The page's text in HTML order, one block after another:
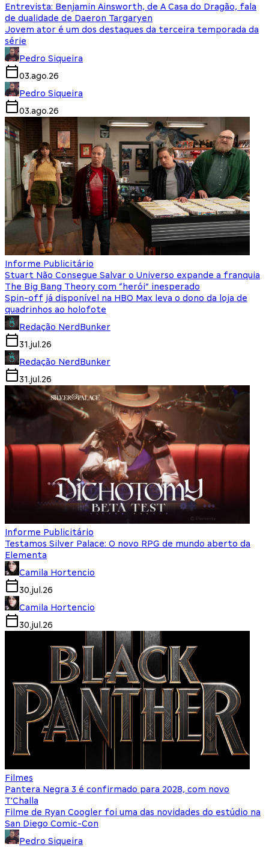
Entrevista: Benjamin Ainsworth, de A Casa do Dragão, fala
de dualidade de Daeron Targaryen
Jovem ator é um dos destaques da terceira temporada da
série
Pedro Siqueira
03.ago.26
Pedro Siqueira
03.ago.26
Informe Publicitário
Stuart Não Consegue Salvar o Universo expande a franquia
The Big Bang Theory com “herói” inesperado
Spin-off já disponível na HBO Max leva o dono da loja de
quadrinhos ao holofote
Redação NerdBunker
31.jul.26
Redação NerdBunker
31.jul.26
Informe Publicitário
Testamos Silver Palace: O novo RPG de mundo aberto da
Elementa
Camila Hortencio
30.jul.26
Camila Hortencio
30.jul.26
Filmes
Pantera Negra 3 é confirmado para 2028, com novo
T'Challa
Filme de Ryan Coogler foi uma das novidades do estúdio na
San Diego Comic-Con
Pedro Siqueira